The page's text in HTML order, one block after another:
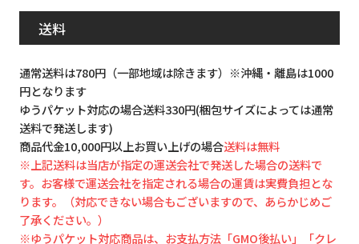
送料
通常送料は780円（一部地域は除きます）※沖縄・離島は1000
円となります
ゆうパケット対応の場合送料330円(梱包サイズによっては通常
送料で発送します)
商品代金10,000円以上お買い上げの場合送料は無料
※上記送料は当店が指定の運送会社で発送した場合の送料で
す。お客様で運送会社を指定される場合の運賃は実費負担とな
ります。（対応できない場合もございますので、あらかじめご
了承ください。）
※ゆうパケット対応商品は、お支払方法「GMO後払い」「クレ